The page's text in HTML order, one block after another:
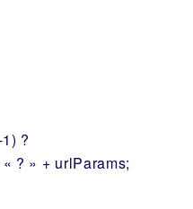
?
? » + urlParams;